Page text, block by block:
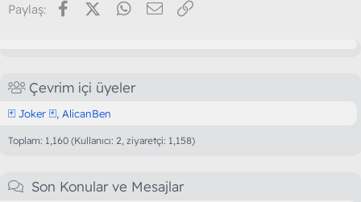
Paylaş: FacebookX (Twitter)WhatsApp
E-posta
Çevrim içi üyeler
🃏 Joker 🃏 AlicanBen
Toplam: 1,160 (Kullanıcı: 2, ziyaretçi: 1,158)
Son Konular ve Mesajlar